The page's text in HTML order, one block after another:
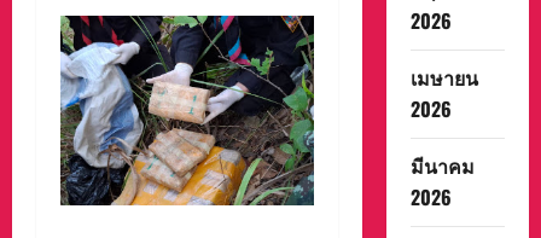
2026
เมษายน
2026
มีนาคม
2026